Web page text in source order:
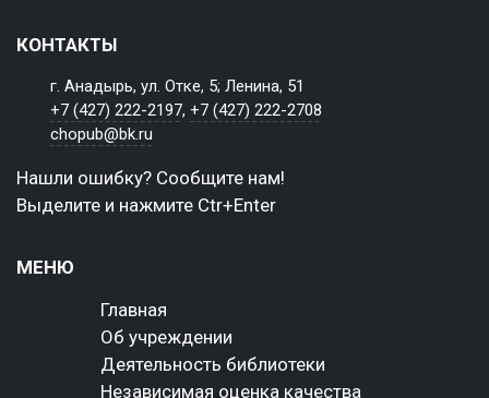
КОНТАКТЫ
г. Анадырь, ул. Отке, 5; Ленина, 51
+7 (427) 222-2197,+7 (427) 222-2708
chopub@bk.ru
Нашли ошибку? Сообщите нам!
Выделите и нажмите Ctr+Enter
МЕНЮ
Главная
Об учреждении
Деятельность библиотеки
Независимая оценка качества